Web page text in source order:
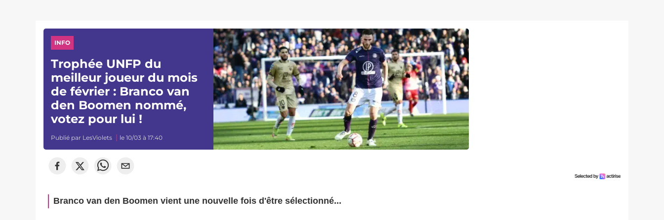
INFO
Trophée UNFP du
meilleur joueur du mois
de février : Branco van
den Boomen nommé,
votez pour lui !
Publié par LesViolets le 10/03 à 17:40
Branco van den Boomen vient une nouvelle fois d'être sélectionné...